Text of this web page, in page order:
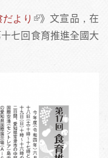
より
》文宣品，在
七回食育推進全國大